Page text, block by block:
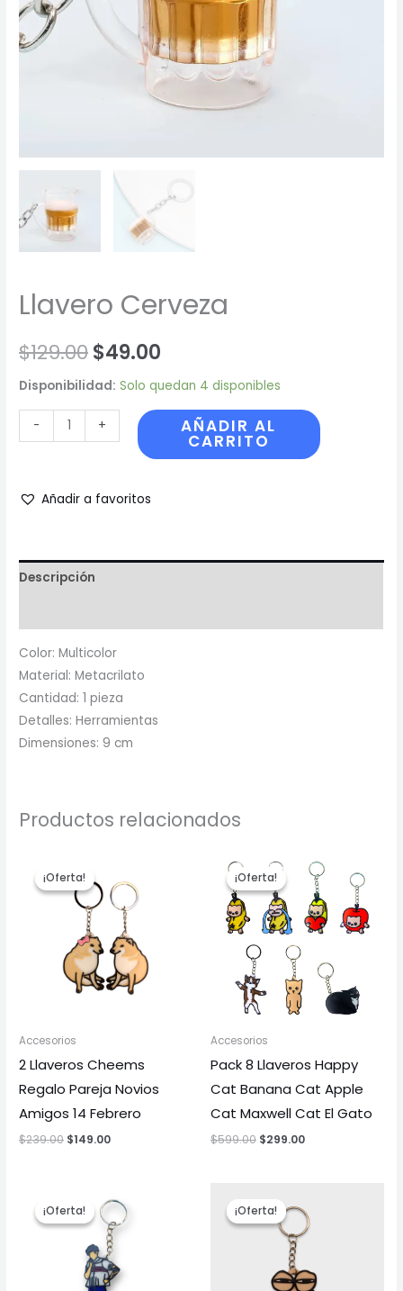
Llavero Cerveza
$129.00$49.00
Disponibilidad: Solo quedan 4 disponibles
- + AÑADIR AL
CARRITO
Añadir a favoritos
Descripción
Color: Multicolor
Material: Metacrilato
Cantidad: 1 pieza
Detalles: Herramientas
Dimensiones: 9 cm
Productos relacionados
¡Oferta!
¡Oferta!
Accesorios
2 Llaveros Cheems
Regalo Pareja Novios
Amigos 14 Febrero
$239.00
precio
original
era:
$239.00.
$149.00
actual
es:
$149.00.
¡Oferta!
¡Oferta!
Accesorios
Pack 8 Llaveros Happy
Cat Banana Cat Apple
Cat Maxwell Cat El Gato
$599.00
precio
original
era:
$599.00.
$299.00
precio
actual
es:
$299.00.
¡Oferta!
¡Oferta!precio
original
era:
$129.00.
precio
actual
es:
$109.00.
¡Oferta!
¡Oferta!precio
original
era:
$129.00.
precio
actual
es:
$79.00.